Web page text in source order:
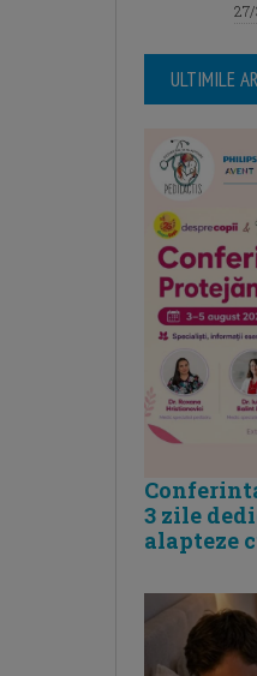
ULTIMILE
3 zile
alapteze